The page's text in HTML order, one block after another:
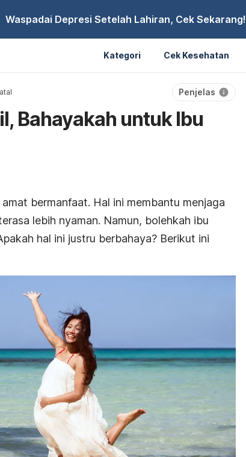
Waspadai Depresi Setelah Lahiran, Cek Sekarang!
Kategori Cek Kesehatan
Penjelas
Bahayakah untuk Ibu
bermanfaat. Hal ini membantu menjaga
lebih nyaman. Namun, bolehkah ibu
hal ini justru berbahaya? Berikut ini